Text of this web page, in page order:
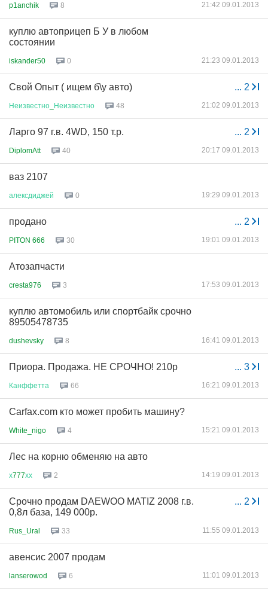
p1anchik 8 21:42 09.01.2013
куплю автоприцеп Б У в любом
состоянии
iskander50 0 21:23 09.01.2013
... 2
Свой Опыт ( ищем б\у авто)
Неизвестно Неизвестно 48 21:02 09.01.2013
... 2
Ларго 97 г.в. 4WD, 150 т.р.
DiplomAtt 40 20:17 09.01.2013
ваз 2107
алексдиджей 0 19:29 09.01.2013
... 2
продано
PITON 666 30 19:01 09.01.2013
Атозапчасти
cresta976 3 17:53 09.01.2013
куплю автомобиль или спортбайк срочно
89505478735
dushevsky 8 16:41 09.01.2013
... 3
Приора. Продажа. НЕ СРОЧНО! 210р
Канффетта 66 16:21 09.01.2013
Carfax.com кто может пробить машину?
White_nigo 4 15:21 09.01.2013
Лес на корню обменяю на авто
х777хх 2 14:19 09.01.2013
... 2
Срочно продам DAEWOO MATIZ 2008 г.в.
0,8л база, 149 000р.
Rus_Ural 33 11:55 09.01.2013
авенсис 2007 продам
lanserowod 6 11:01 09.01.2013